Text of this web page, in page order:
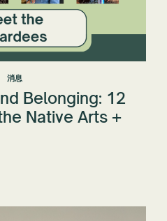
消息
Belonging: 12
Native Arts +